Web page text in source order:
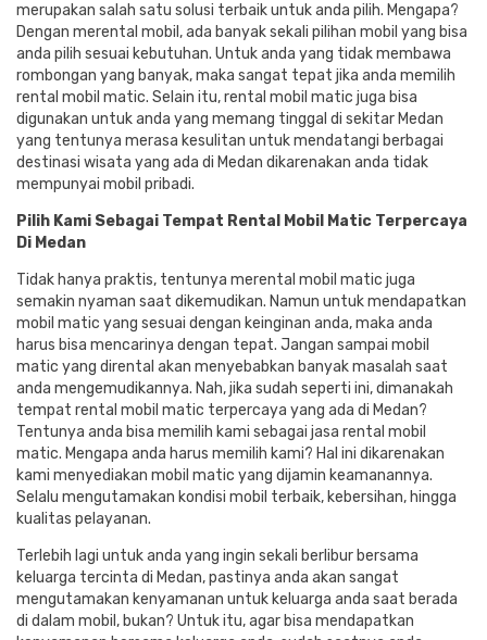
merupakan salah satu solusi terbaik untuk anda pilih. Mengapa?
Dengan merental mobil, ada banyak sekali pilihan mobil yang bisa
anda pilih sesuai kebutuhan. Untuk anda yang tidak membawa
rombongan yang banyak, maka sangat tepat jika anda memilih
rental mobil matic. Selain itu, rental mobil matic juga bisa
digunakan untuk anda yang memang tinggal di sekitar Medan
yang tentunya merasa kesulitan untuk mendatangi berbagai
destinasi wisata yang ada di Medan dikarenakan anda tidak
mempunyai mobil pribadi.
Pilih Kami Sebagai Tempat Rental Mobil Matic Terpercaya
Di Medan
Tidak hanya praktis, tentunya merental mobil matic juga
semakin nyaman saat dikemudikan. Namun untuk mendapatkan
mobil matic yang sesuai dengan keinginan anda, maka anda
harus bisa mencarinya dengan tepat. Jangan sampai mobil
matic yang dirental akan menyebabkan banyak masalah saat
anda mengemudikannya. Nah, jika sudah seperti ini, dimanakah
tempat rental mobil matic terpercaya yang ada di Medan?
Tentunya anda bisa memilih kami sebagai jasa rental mobil
matic. Mengapa anda harus memilih kami? Hal ini dikarenakan
kami menyediakan mobil matic yang dijamin keamanannya.
Selalu mengutamakan kondisi mobil terbaik, kebersihan, hingga
kualitas pelayanan.
Terlebih lagi untuk anda yang ingin sekali berlibur bersama
keluarga tercinta di Medan, pastinya anda akan sangat
mengutamakan kenyamanan untuk keluarga anda saat berada
di dalam mobil, bukan? Untuk itu, agar bisa mendapatkan